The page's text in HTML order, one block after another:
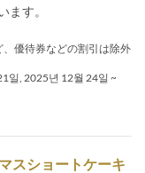
す。
優待券などの割引は除外
일, 2025년 12월 24일 ~
スショートケーキ